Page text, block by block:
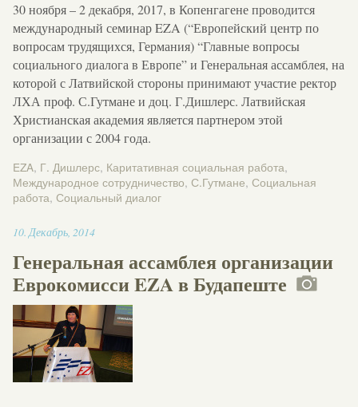
30 ноября – 2 декабря, 2017, в Копенгагене проводится
международный семинар EZA (“Европейский центр по
вопросам трудящихся, Германия) “Главные вопросы
социального диалога в Европе” и Генеральная ассамблея, на
которой с Латвийской стороны принимают участие ректор
ЛХА проф. С.Гутмане и доц. Г.Дишлерс. Латвийская
Христианская академия является партнером этой
организации с 2004 года.
EZA, Г. Дишлерс, Каритативная социальная работа,
Международное сотрудничество, С.Гутмане, Социальная
работа, Социальный диалог
10.Декабрь, 201412:44
Генеральная ассамблея организации
Еврокомисси EZA в Будапеште